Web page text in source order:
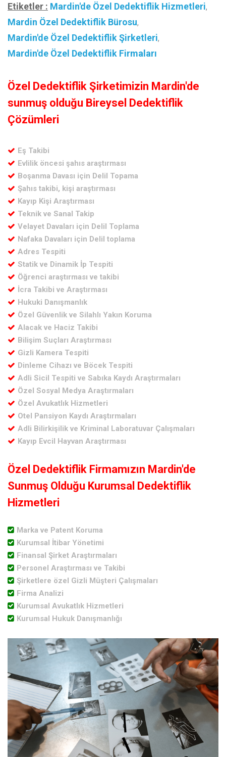
Etiketler : Mardin'de Özel Dedektiflik Hizmetleri,
Mardin Özel Dedektiflik Bürosu,
Mardin'de Özel Dedektiflik Şirketleri,
Mardin'de Özel Dedektiflik Firmaları
Özel Dedektiflik Şirketimizin Mardin'de
sunmuş olduğu Bireysel Dedektiflik
Çözümleri
Eş Takibi
Evlilik öncesi şahıs araştırması
Boşanma Davası için Delil Topama
Şahıs takibi, kişi araştırması
Kayıp Kişi Araştırması
Teknik ve Sanal Takip
Velayet Davaları için Delil Toplama
Nafaka Davaları için Delil toplama
Adres Tespiti
Statik ve Dinamik İp Tespiti
Öğrenci araştırması ve takibi
İcra Takibi ve Araştırması
Hukuki Danışmanlık
Özel Güvenlik ve Silahlı Yakın Koruma
Alacak ve Haciz Takibi
Bilişim Suçları Araştırması
Gizli Kamera Tespiti
Dinleme Cihazı ve Böcek Tespiti
Adli Sicil Tespiti ve Sabıka Kaydı Araştırmaları
Özel Sosyal Medya Araştırmaları
Özel Avukatlık Hizmetleri
Otel Pansiyon Kaydı Araştırmaları
Adli Bilirkişilik ve Kriminal Laboratuvar Çalışmaları
Kayıp Evcil Hayvan Araştırması
Özel Dedektiflik Firmamızın Mardin'de
Sunmuş Olduğu Kurumsal Dedektiflik
Hizmetleri
Marka ve Patent Koruma
Kurumsal İtibar Yönetimi
Finansal Şirket Araştırmaları
Personel Araştırması ve Takibi
Şirketlere özel Gizli Müşteri Çalışmaları
Firma Analizi
Kurumsal Avukatlık Hizmetleri
Kurumsal Hukuk Danışmanlığı